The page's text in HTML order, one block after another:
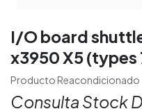
I/O board
x3950 X5 (types
Producto Reacondicionado
Consulta Stock